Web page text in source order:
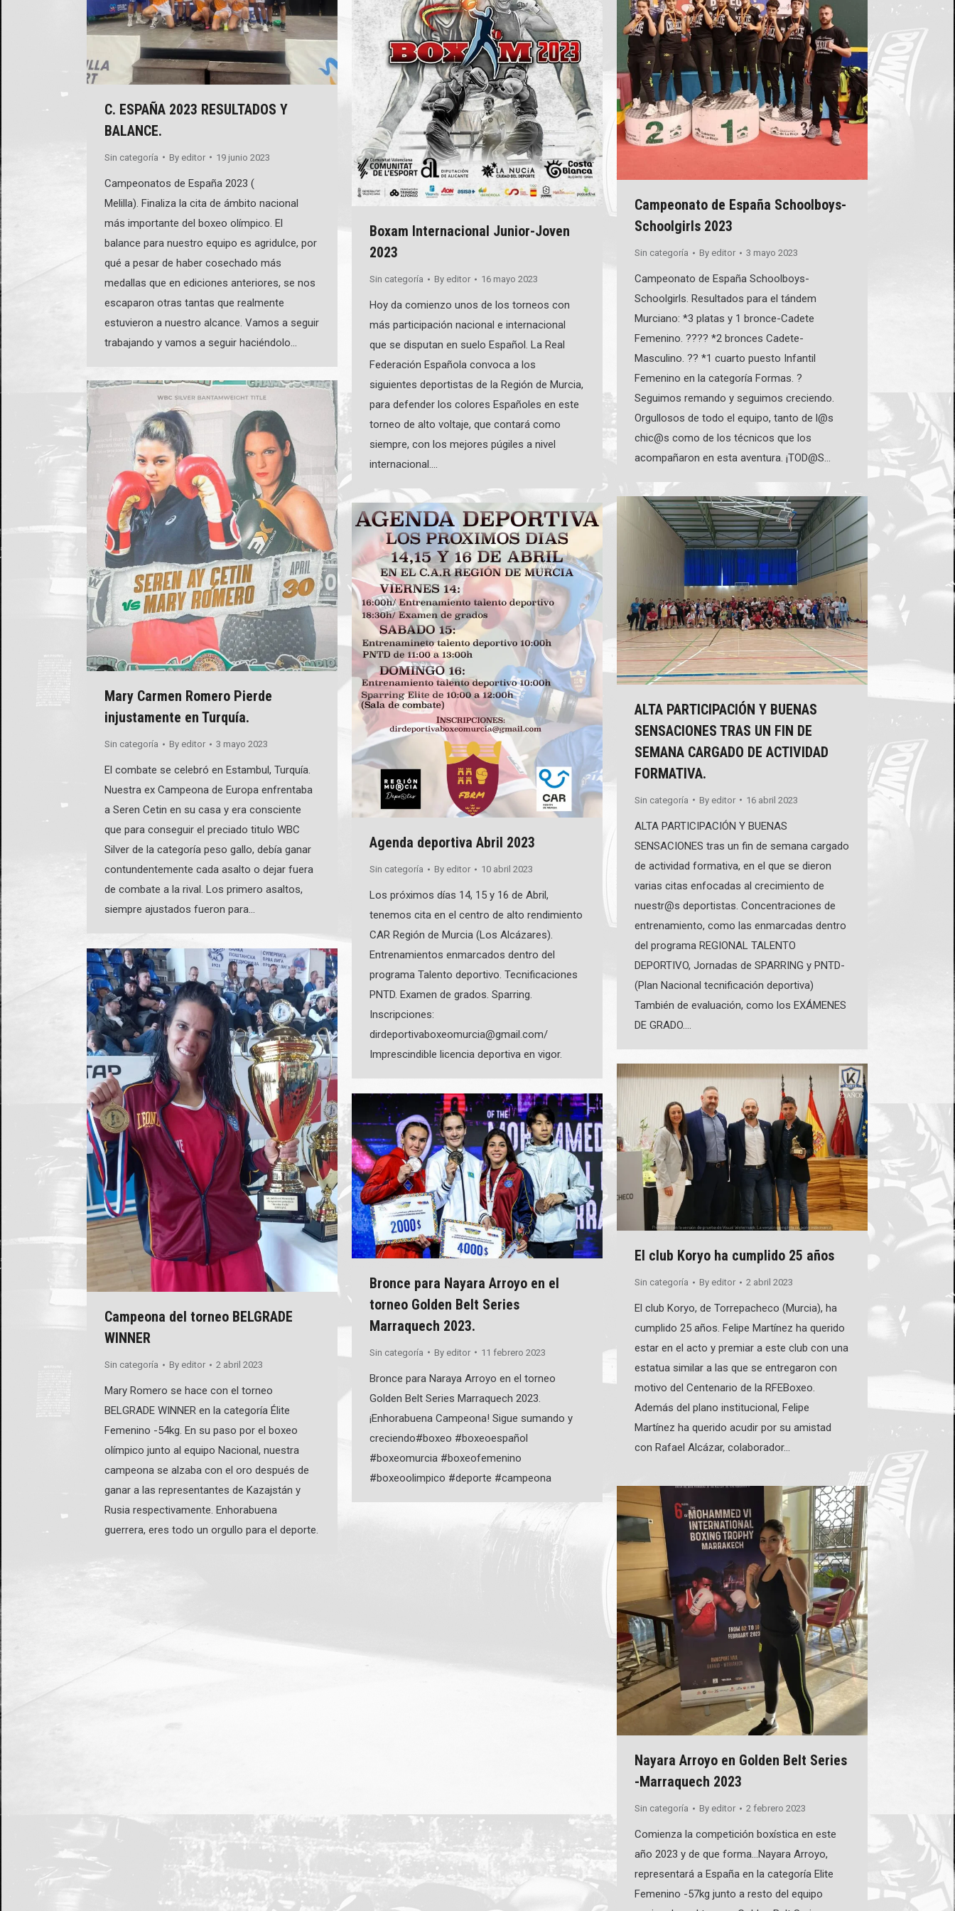
C. ESPAÑA 2023 RESULTADOS Y
BALANCE.
Sin categoría By editor 19 junio 2023
Campeonatos de España 2023 (
Melilla). Finaliza la cita de ámbito nacional
más importante del boxeo olímpico. El
balance para nuestro equipo es agridulce, por
qué a pesar de haber cosechado más
medallas que en ediciones anteriores, se nos
escaparon otras tantas que realmente
estuvieron a nuestro alcance. Vamos a seguir
trabajando y vamos a seguir haciéndolo…
Boxam Internacional Junior-Joven
2023
Sin categoría By editor 16 mayo 2023
Hoy da comienzo unos de los torneos con
más participación nacional e internacional
que se disputan en suelo Español. La Real
Federación Española convoca a los
siguientes deportistas de la Región de Murcia,
para defender los colores Españoles en este
torneo de alto voltaje, que contará como
siempre, con los mejores púgiles a nivel
internacional.…
Campeonato de España Schoolboys-
Schoolgirls 2023
Sin categoría By editor 3 mayo 2023
Campeonato de España Schoolboys-
Schoolgirls. Resultados para el tándem
Murciano: *3 platas y 1 bronce-Cadete
Femenino. ???? *2 bronces Cadete-
Masculino. ?? *1 cuarto puesto Infantil
Femenino en la categoría Formas. ?
Seguimos remando y seguimos creciendo.
Orgullosos de todo el equipo, tanto de l@s
chic@s como de los técnicos que los
acompañaron en esta aventura. ¡TOD@S…
Mary Carmen Romero Pierde
injustamente en Turquía.
Sin categoría By editor 3 mayo 2023
El combate se celebró en Estambul, Turquía.
Nuestra ex Campeona de Europa enfrentaba
a Seren Cetin en su casa y era consciente
que para conseguir el preciado titulo WBC
Silver de la categoría peso gallo, debía ganar
contundentemente cada asalto o dejar fuera
de combate a la rival. Los primero asaltos,
siempre ajustados fueron para…
ALTA PARTICIPACIÓN Y BUENAS
SENSACIONES TRAS UN FIN DE
SEMANA CARGADO DE ACTIVIDAD
FORMATIVA.
Sin categoría By editor 16 abril 2023
ALTA PARTICIPACIÓN Y BUENAS
SENSACIONES tras un fin de semana cargado
de actividad formativa, en el que se dieron
varias citas enfocadas al crecimiento de
nuestr@s deportistas. Concentraciones de
entrenamiento, como las enmarcadas dentro
del programa REGIONAL TALENTO
DEPORTIVO, Jornadas de SPARRING y PNTD-
(Plan Nacional tecnificación deportiva)
También de evaluación, como los EXÁMENES
DE GRADO.…
Agenda deportiva Abril 2023
Sin categoría By editor 10 abril 2023
Los próximos días 14, 15 y 16 de Abril,
tenemos cita en el centro de alto rendimiento
CAR Región de Murcia (Los Alcázares).
Entrenamientos enmarcados dentro del
programa Talento deportivo. Tecnificaciones
PNTD. Examen de grados. Sparring.
Inscripciones:
dirdeportivaboxeomurcia@gmail.com/
Imprescindible licencia deportiva en vigor.
Campeona del torneo BELGRADE
WINNER
Sin categoría By editor 2 abril 2023
Mary Romero se hace con el torneo
BELGRADE WINNER en la categoría Élite
Femenino -54kg. En su paso por el boxeo
olímpico junto al equipo Nacional, nuestra
campeona se alzaba con el oro después de
ganar a las representantes de Kazajstán y
Rusia respectivamente. Enhorabuena
guerrera, eres todo un orgullo para el deporte.
El club Koryo ha cumplido 25 años
Sin categoría By editor 2 abril 2023
El club Koryo, de Torrepacheco (Murcia), ha
cumplido 25 años. Felipe Martínez ha querido
estar en el acto y premiar a este club con una
estatua similar a las que se entregaron con
motivo del Centenario de la RFEBoxeo.
Además del plano institucional, Felipe
Martínez ha querido acudir por su amistad
con Rafael Alcázar, colaborador…
Bronce para Nayara Arroyo en el
torneo Golden Belt Series
Marraquech 2023.
Sin categoría By editor 11 febrero 2023
Bronce para Naraya Arroyo en el torneo
Golden Belt Series Marraquech 2023.
¡Enhorabuena Campeona! Sigue sumando y
creciendo#boxeo #boxeoespañol
#boxeomurcia #boxeofemenino
#boxeoolimpico #deporte #campeona
Nayara Arroyo en Golden Belt Series
-Marraquech 2023
Sin categoría By editor 2 febrero 2023
Comienza la competición boxística en este
año 2023 y de que forma…Nayara Arroyo,
representará a España en la categoría Elite
Femenino -57kg junto a resto del equipo